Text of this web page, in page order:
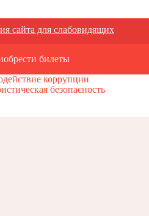
сайта для слабовидящих
билеты
коррупции
безопасность